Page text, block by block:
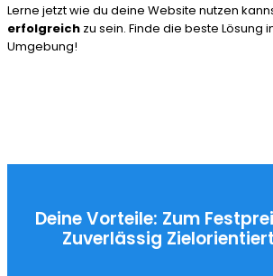
Lerne jetzt wie du deine Website nutzen
erfolgreich zu sein. Finde die beste Lösung
Umgebung!
Deine Vorteile: Zum
Zuverlässig Zielorientiert